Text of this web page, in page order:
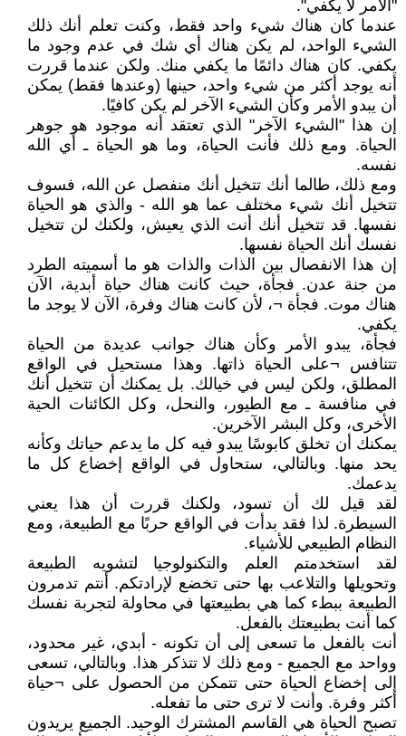
"الأمر لا يكفي".
عندما كان هناك شيء واحد فقط، وكنت تعلم أنك ذلك
الشيء الواحد، لم يكن هناك أي شك في عدم وجود ما
يكفي. كان هناك دائمًا ما يكفي منك. ولكن عندما قررت
أنه يوجد أكثر من شيء واحد، حينها (وعندها فقط) يمكن
أن يبدو الأمر وكأن الشيء الآخر لم يكن كافيًا.
إن هذا "الشيء الآخر" الذي تعتقد أنه موجود هو جوهر
الحياة. ومع ذلك فأنت الحياة، وما هو الحياة ـ أي الله
نفسه.
ومع ذلك، طالما أنك تتخيل أنك منفصل عن الله، فسوف
تتخيل أنك شيء مختلف عما هو الله - والذي هو الحياة
نفسها. قد تتخيل أنك أنت الذي يعيش، ولكنك لن تتخيل
نفسك أنك الحياة نفسها.
إن هذا الانفصال بين الذات والذات هو ما أسميته الطرد
من جنة عدن. فجأة، حيث كانت هناك حياة أبدية، الآن
هناك موت. فجأة ¬، لأن كانت هناك وفرة، الآن لا يوجد ما
يكفي.
فجأة، يبدو الأمر وكأن هناك جوانب عديدة من الحياة
تتنافس ¬على الحياة ذاتها. وهذا مستحيل في الواقع
المطلق، ولكن ليس في خيالك. بل يمكنك أن تتخيل أنك
في منافسة ـ مع الطيور، والنحل، وكل الكائنات الحية
الأخرى، وكل البشر الآخرين.
يمكنك أن تخلق كابوسًا يبدو فيه كل ما يدعم حياتك وكأنه
يحد منها. وبالتالي، ستحاول في الواقع إخضاع كل ما
يدعمك.
لقد قيل لك أن تسود، ولكنك قررت أن هذا يعني
السيطرة. لذا فقد بدأت في الواقع حربًا مع الطبيعة، ومع
النظام الطبيعي للأشياء.
لقد استخدمتم العلم والتكنولوجيا لتشويه الطبيعة
وتحويلها والتلاعب بها حتى تخضع لإرادتكم. أنتم تدمرون
الطبيعة ببطء كما هي بطبيعتها في محاولة لتجربة نفسك
كما أنت بطبيعتك بالفعل.
أنت بالفعل ما تسعى إلى أن تكونه - أبدي، غير محدود،
وواحد مع الجميع - ومع ذلك لا تتذكر هذا. وبالتالي، تسعى
إلى إخضاع الحياة حتى تتمكن من الحصول على ¬حياة
أكثر وفرة. وأنت لا ترى حتى ما تفعله.
تصبح الحياة هي القاسم المشترك الوحيد. الجميع يريدون